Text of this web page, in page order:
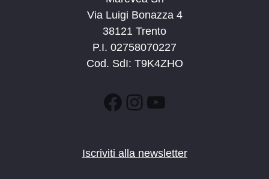
Via Luigi Bonazza 4
38121 Trento
P.I. 02758070227
Cod. SdI: T9K4ZHO
Facebook
Instagram
YouTube
Iscriviti alla newsletter